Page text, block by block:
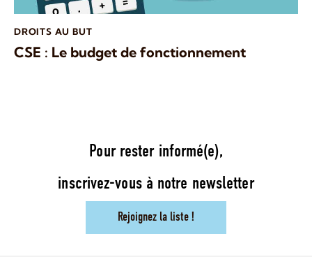
DROITS AU BUT
CSE : Le budget de fonctionnement
Pour rester informé(e),
inscrivez-vous à notre newsletter
Rejoignez la liste !